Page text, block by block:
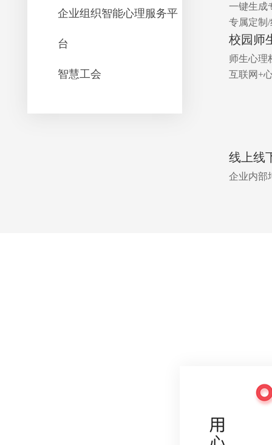
企业组织智能心理服务平
台
智慧工会
一键生成
专属定制
校园师
师生心理
互联网+
线上线
企业内部